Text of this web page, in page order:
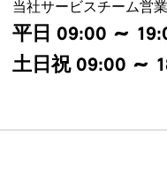
当社サービスチーム営業
平日 09:00 ～
土日祝 09:00 ～